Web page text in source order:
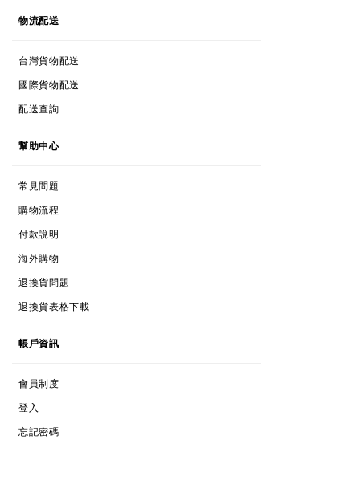
物流配送
台灣貨物配送
INTERNATIONAL POSTAGE
國際貨物配送
TRACK MY ORDER
配送查詢
幫助中心
常見問題
SHOPPING PROCESS
購物流程
PAYMENTS
付款說明
INTERNATIONAL SHOPPING
海外購物
RETURNS & EXCHANGES
退換貨問題
RETURNS & EXCHANGES FORM
退換貨表格下載
帳戶資訊
會員制度
LOG IN
登入
FORGOT PASSWORD
忘記密碼